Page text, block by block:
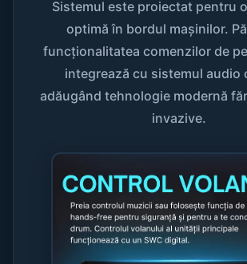
Sistemul este proiectat pentru
optimă în bordul mașinilor.
funcționalitatea comenzilor de
integrează cu sistemul audio
adăugând tehnologie modernă
invazive.